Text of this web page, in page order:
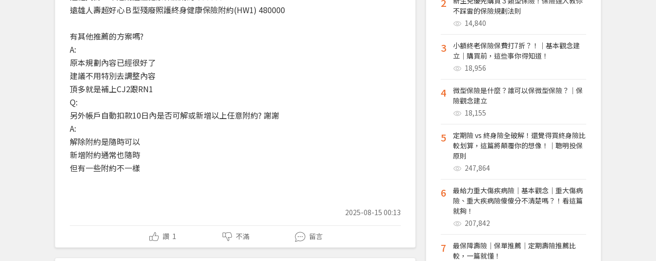
遠雄人壽超好心Ｂ型殘廢照護終身健康保險附約(HW1) 480000
有其他推薦的方案嗎?
A:
原本規劃內容已經很好了
建議不用特別去調整內容
頂多就是補上CJ2跟RN1
Q:
另外帳戶自動扣款10日內是否可解或新增以上任意附約? 謝謝
A:
解除附約是隨時可以
新增附約通常也隨時
但有一些附約不一樣
2025-08-15 00:13
讚 1 不滿 留言
不踩雷的保險規劃法則
14,840
3
小額終老保險保費打7折？！｜基本觀念建
立｜購買前，這些事你得知道！
18,956
4
微型保險是什麼？誰可以保微型保險？｜保
險觀念建立
18,155
5
定期險 vs 終身險全破解！還覺得買終身險比
較划算，這篇將顛覆你的想像！｜聰明投保
原則
247,864
6
最給力重大傷疾病險｜基本觀念｜重大傷病
險、重大疾病險傻傻分不清楚嗎？！看這篇
就夠！
207,842
7
最保障壽險｜保單推薦｜定期壽險推薦比
較，一篇就懂！